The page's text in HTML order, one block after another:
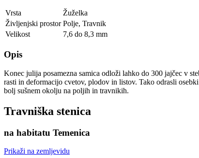
Vrsta
Žuželka
Življenjski prostor Polje, Travnik
Velikost
7,6 do 8,3 mm
Opis
Konec julija posamezna samica odloži lahko do 300 jajčec v
rasti in deformacijo cvetov, plodov in listov. Tako odrasli
bolj sušnem okolju na poljih in travnikih.
Travniška stenica
na habitatu Temenica
Prikaži na zemljevidu